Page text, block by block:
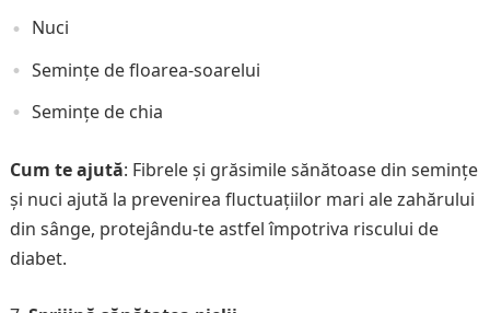
Nuci
Semințe de floarea-soarelui
Semințe de chia
Cum te ajută: Fibrele și grăsimile sănătoase din semințe
și nuci ajută la prevenirea fluctuațiilor mari ale zahărului
din sânge, protejându-te astfel împotriva riscului de
diabet.